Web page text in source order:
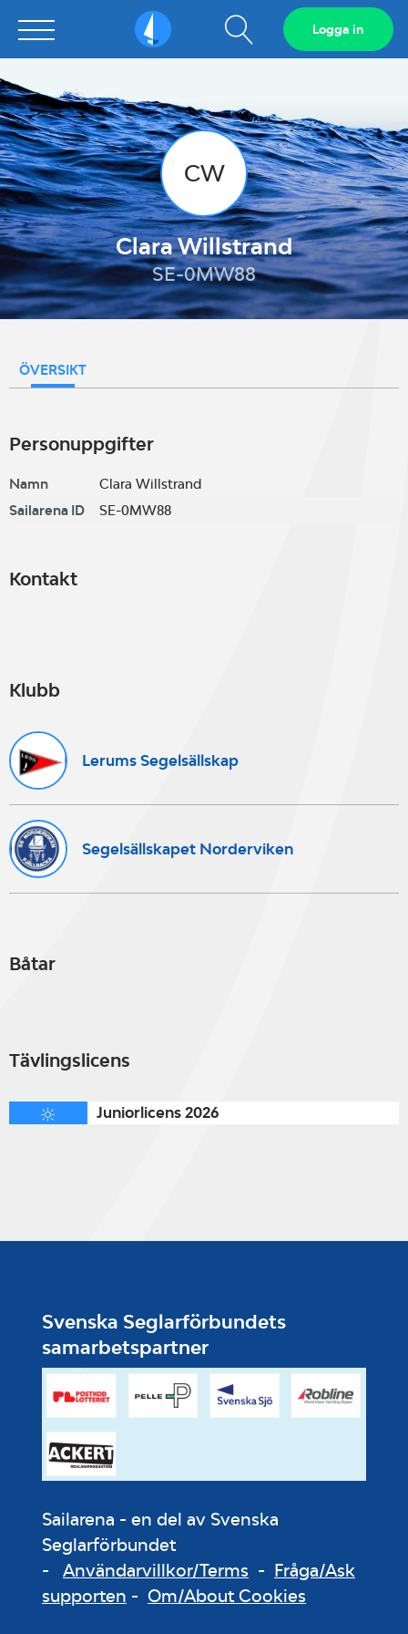
Sailarena Visa
sökfält
Logga in
CW
Clara Willstrand
SE-0MW88
ÖVERSIKT
Personuppgifter
Namn
Clara Willstrand
Sailarena ID
SE-0MW88
Kontakt
Klubb
Lerums Segelsällskap
Segelsällskapet Norderviken
Båtar
Tävlingslicens
Juniorlicens 2026
Svenska Seglarförbundets
samarbetspartner
Sailarena - en del av Svenska
Seglarförbundet
- Användarvillkor/Terms - Fråga/Ask
supporten - Om/About Cookies